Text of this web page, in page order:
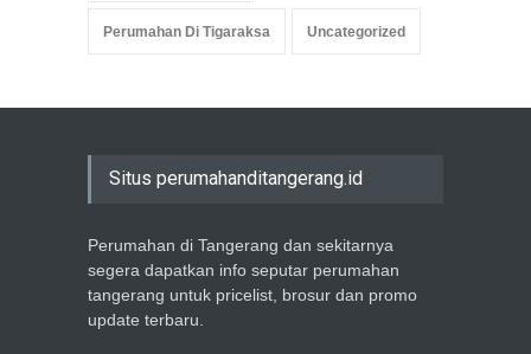
Perumahan Di Tigaraksa Uncategorized
Situs perumahanditangerang.id
Perumahan di Tangerang dan sekitarnya
segera dapatkan info seputar perumahan
tangerang untuk pricelist, brosur dan promo
update terbaru.